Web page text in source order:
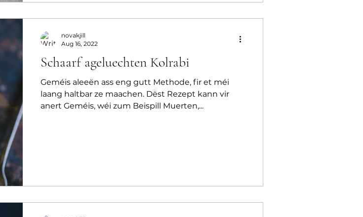
Schaarf ageluechten Kolrabi
Geméis aleeën ass eng gutt Methode, fir et méi
laang haltbar ze maachen. Dëst Rezept kann vir
anert Geméis, wéi zum Beispill Muerten,...
novakjill
Aug 16, 2022